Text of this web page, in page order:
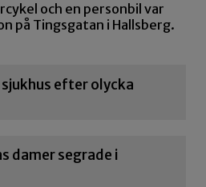
och en personbil var
på Tingsgatan i Hallsberg.
sjukhus efter olycka
damer segrade i